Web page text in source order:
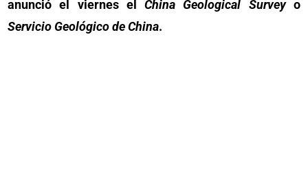
anunció el viernes elChina Geological Surveyo
Servicio Geológico de China.